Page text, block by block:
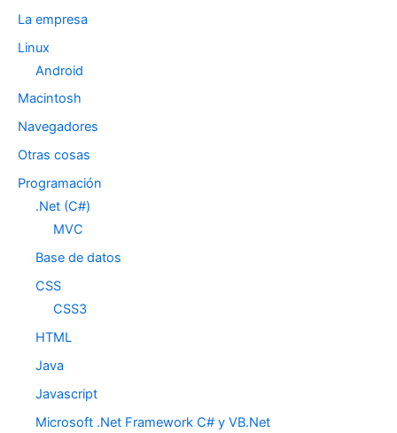
La empresa
Linux
Android
Macintosh
Navegadores
Otras cosas
Programación
.Net (C#)
MVC
Base de datos
CSS
CSS3
HTML
Java
Javascript
Microsoft .Net Framework C# y VB.Net